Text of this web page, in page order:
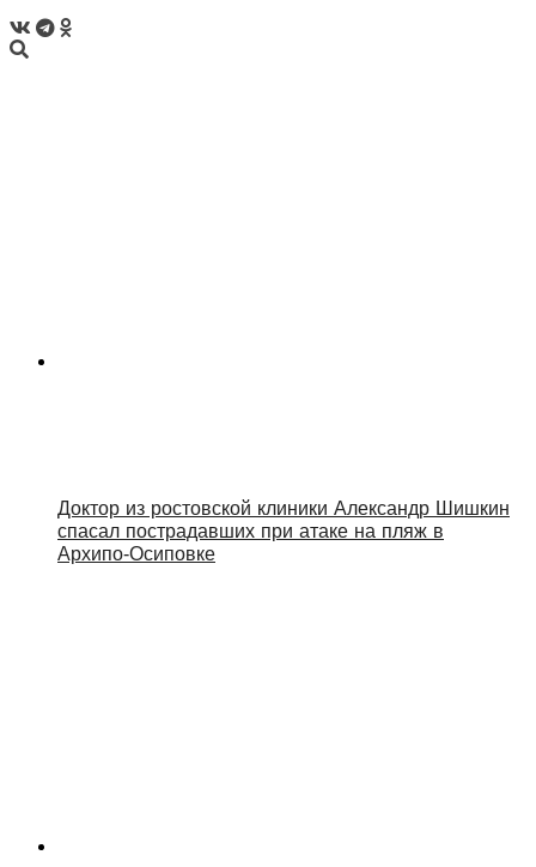
Доктор из ростовской клиники Александр Шишкин
спасал пострадавших при атаке на пляж в
Архипо‑Осиповке